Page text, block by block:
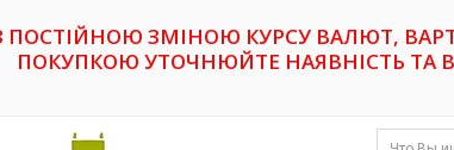
ПОСТІЙНОЮ ЗМІНОЮ КУРСУ ВАЛЮТ,
ПОКУПКОЮ УТОЧНЮЙТЕ НАЯВНІСТЬ ТА